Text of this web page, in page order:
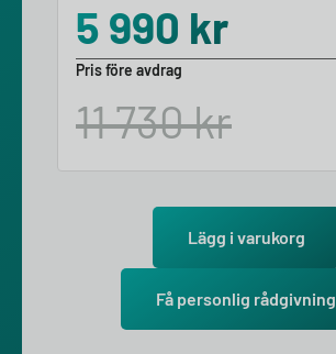
5 990 kr
Pris före avdrag
11 730kr
Lägg i varukorg
Få personlig rådgivning